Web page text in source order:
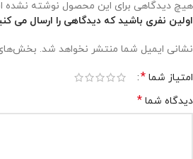
هیچ دیدگاهی برای این محصول نوشته نشده
اولین نفری باشید که دیدگاهی را ارسال می
نشانی ایمیل شما منتشر نخواهد شد. بخش‌های
امتیاز شما *
دیدگاه شما *